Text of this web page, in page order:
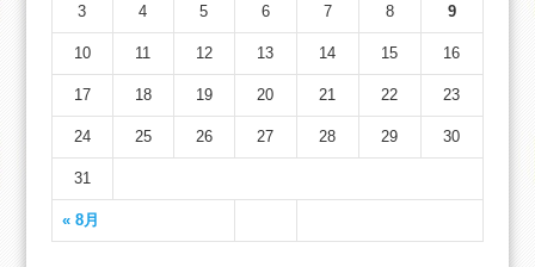
« 8月
3 4 5 6 7 8 9
10 11 12 13 14 15 16
17 18 19 20 21 22 23
24 25 26 27 28 29 30
31